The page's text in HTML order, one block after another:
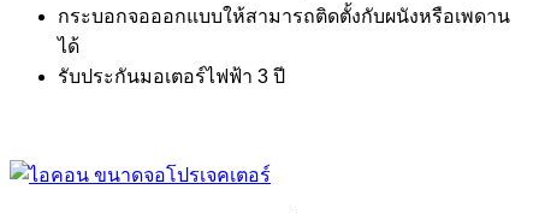
กระบอกจอออกแบบให้สามารถติดตั้งกับผนังหรือเพดาน
ได้
รับประกันมอเตอร์ไฟฟ้า 3 ปี